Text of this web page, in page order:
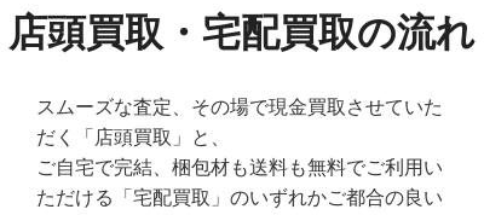
店頭買取・宅配買取の流れ
スムーズな査定、その場で現金買取させていた
だく「店頭買取」と、
ご自宅で完結、梱包材も送料も無料でご利用い
ただける「宅配買取」のいずれかご都合の良い